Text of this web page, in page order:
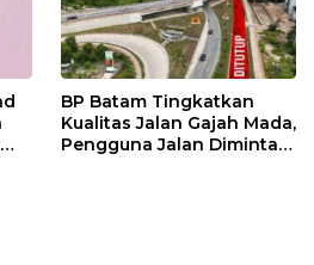
BP Batam Tingkatkan
Kualitas Jalan Gajah Mada,
Pengguna Jalan Diminta